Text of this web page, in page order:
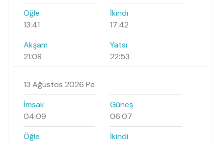
Öğle
13:41
İkindi
17:42
Akşam
21:08
Yatsı
22:53
13 Ağustos 2026 Pe
İmsak
04:09
Güneş
06:07
Öğle
İkindi